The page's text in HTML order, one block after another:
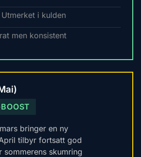
i kulden
men konsistent
bringer en ny
tilbyr fortsatt god
sommerens skumring